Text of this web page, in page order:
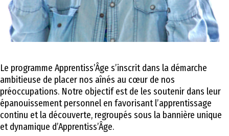
Le programme Apprentiss’Âge s’inscrit dans la démarche
ambitieuse de placer nos aînés au cœur de nos
préoccupations. Notre objectif est de les soutenir dans leur
épanouissement personnel en favorisant l’apprentissage
continu et la découverte, regroupés sous la bannière unique
et dynamique d’Apprentiss’Âge.